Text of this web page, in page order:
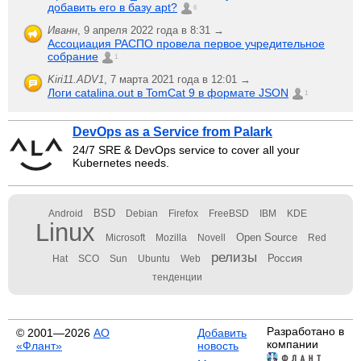
добавить его в базу apt?
6
Иванн, 9 апреля 2022 года в 8:31 →
Ассоциация РАСПО провела первое учредительное
собрание
1
Kiri11.ADV1, 7 марта 2021 года в 12:01 →
Логи catalina.out в TomCat 9 в формате JSON 1
DevOps as a Service from Palark
24/7 SRE & DevOps service to cover all your
Kubernetes needs.
Android BSD Debian Firefox FreeBSD IBM KDE
Linux Microsoft Mozilla Novell Open Source Red
Hat SCO Sun Ubuntu Web релизы Россия
тенденции
© 2001—2026 АО
«Флант»
Добавить
новость
Разработано в
компании